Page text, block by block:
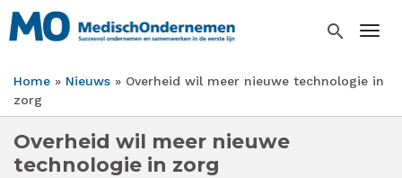
Overslaan
en
inhoud
gaan
search
Home Nieuws
Overheid wil meer nieuwe technologie in
zorg
Overheid wil meer nieuwe
technologie in zorg